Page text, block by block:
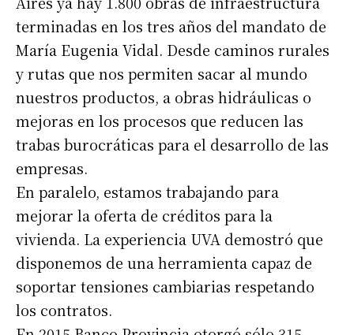
Suscribirme gratis
Dirección de correo electrónico
terminadas en los tres años del mandato de
María Eugenia Vidal. Desde caminos rurales
y rutas que nos permiten sacar al mundo
nuestros productos, a obras hidráulicas o
mejoras en los procesos que reducen las
trabas burocráticas para el desarrollo de las
empresas.
En paralelo, estamos trabajando para
mejorar la oferta de créditos para la
vivienda. La experiencia UVA demostró que
disponemos de una herramienta capaz de
soportar tensiones cambiarias respetando
los contratos.